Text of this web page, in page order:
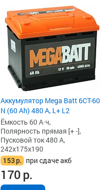
Аккумулятор Mega Batt 6CT-60
N (60 Ah) 480 А, L+ L2
Ёмкость 60 А·ч,
Полярность прямая [+ -],
Пусковой ток 480 А,
242x175x190
153р. при сдаче акб
170р.